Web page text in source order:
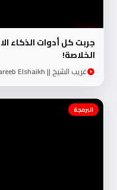
الخلاصة!
غريب الشيخ || Ghareeb Elshaikh
البرمجة